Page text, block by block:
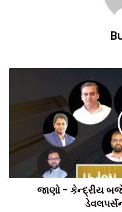
જાણો - કેન્દ્રીય